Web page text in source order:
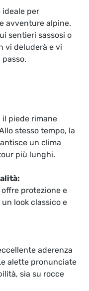
ideale per
avventure alpine.
sentieri sassosi o
vi deluderà e vi
il piede rimane
stesso tempo, la
un clima
più lunghi.
protezione e
look classico e
aderenza
alette pronunciate
sia su rocce